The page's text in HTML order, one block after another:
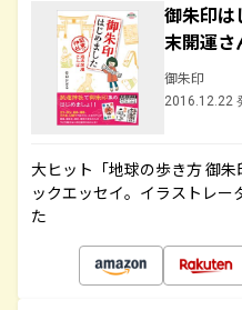
御朱印
末開運さ
御朱印
2016.12.22
大ヒット「地球の歩き方 御
ックエッセイ。イラストレー
た